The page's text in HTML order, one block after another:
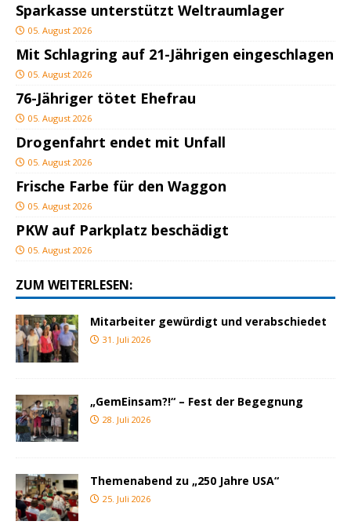
Sparkasse unterstützt Weltraumlager
05. August 2026
Mit Schlagring auf 21-Jährigen eingeschlagen
05. August 2026
76-Jähriger tötet Ehefrau
05. August 2026
Drogenfahrt endet mit Unfall
05. August 2026
Frische Farbe für den Waggon
05. August 2026
PKW auf Parkplatz beschädigt
05. August 2026
ZUM WEITERLESEN:
Mitarbeiter gewürdigt und verabschiedet
31. Juli 2026
„GemEinsam?!“ – Fest der Begegnung
28. Juli 2026
Themenabend zu „250 Jahre USA“
25. Juli 2026